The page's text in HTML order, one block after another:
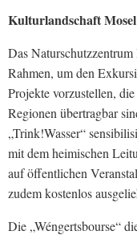
Kulturlandschaft Mosel
Das
Rahmen, um den
Projekte vorzustellen,
Regionen übertragbar
„Trink!Wasser“
mit dem heimischen
auf öffentlichen
zudem kostenlos
Die „Wéngertsbourse“